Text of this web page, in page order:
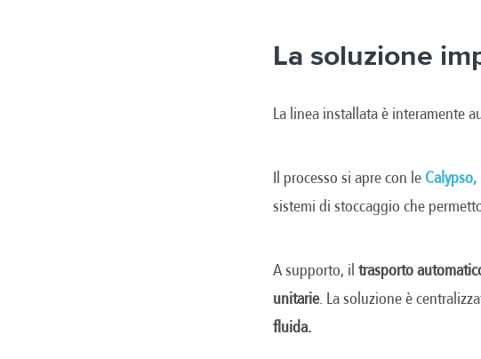
La soluzione
La linea installata è interamente
Il processo si apre con leCalypso,
sistemi di stoccaggio che
A supporto, iltrasporto
unitarie. La soluzione è
fluida.